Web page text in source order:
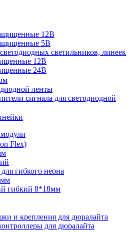
12В
5В
светильников, линеек
12В
24В
ленты
сигнала для светодиодной
Flex)
гибкого неона
гибкий 8*18мм
и крепления для дюралайта
для дюралайта